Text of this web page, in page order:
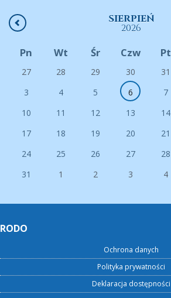
SIERPIEŃ
2026
Pn Wt Śr Czw Pt
27 28 29 30 31
3
4 5 6 7
10
11 12 13 14
17
18 19 20 21
24
25 26 27 28
31
1 2 3 4
RODO
Ochrona danych
Polityka prywatności
Deklaracja dostępności